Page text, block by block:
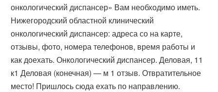
онкологический диспансер» Вам необходимо иметь​.
Нижегородский областной клинический
онкологический диспансер: адреса со на карте,
отзывы, фото, номера телефонов, время работы и
как доехать. Онкологический диспансер. Деловая, 11
к1 Деловая (конечная) — м 1 отзыв. Отвратительное
место! Пришлось сюда ехать по направлению.